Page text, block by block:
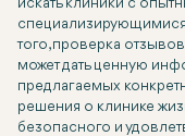
искать клиники с
того, проверка
может дать ценную
предлагаемых
решения о клинике
безопасного и